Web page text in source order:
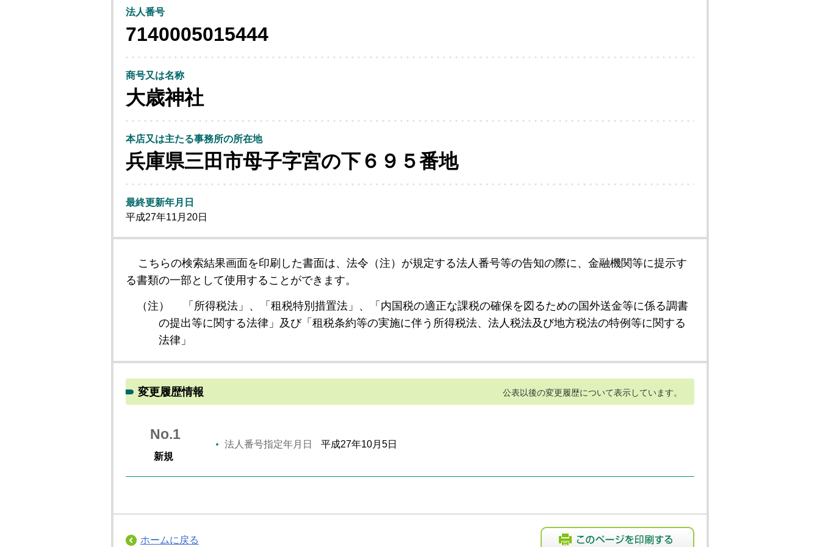
法人番号
7140005015444
商号又は名称
大歳神社
本店又は主たる事務所の所在地
兵庫県三田市母子字宮の下６９５番地
最終更新年月日
平成27年11月20日
こちらの検索結果画面を印刷した書面は、法令（注）が規定する法人番号等の告知の際に、金融機関等に提示す
る書類の一部として使用することができます。
（注）
「所得税法」、「租税特別措置法」、「内国税の適正な課税の確保を図るための国外送金等に係る調書
の提出等に関する法律」及び「租税条約等の実施に伴う所得税法、法人税法及び地方税法の特例等に関する
法律」
変更履歴情報 公表以後の変更履歴について表示しています。
No.1
新規
法人番号指定年月日 平成27年10月5日
ホームに戻る